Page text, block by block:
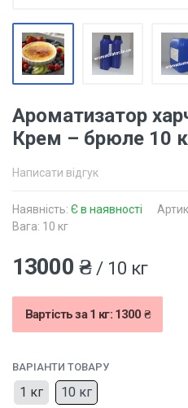
Ароматизатор
Крем – брюле 10
Написати відгук
Наявність: Є в наявності
Вага: 10 кг
13000 ₴ / 10 кг
Вартість за 1 кг: 1300 ₴
ВАРІАНТИ ТОВАРУ
1 кг 10 кг